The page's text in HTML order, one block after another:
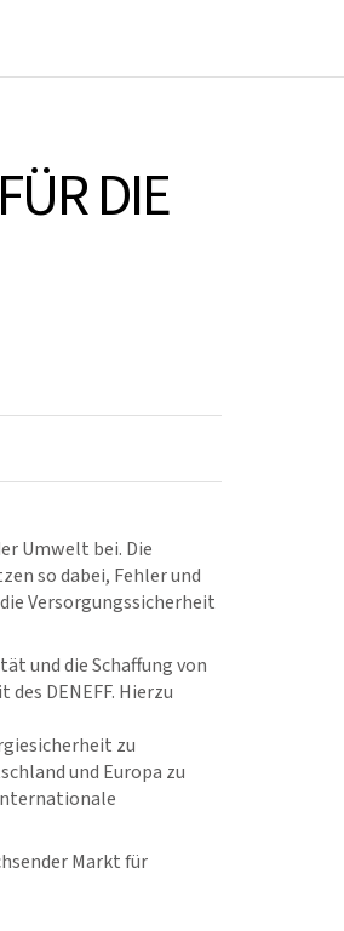
DIE
Umwelt bei. Die
so dabei, Fehler und
Versorgungssicherheit
und die Schaffung von
DENEFF. Hierzu
zu
und Europa zu
Markt für